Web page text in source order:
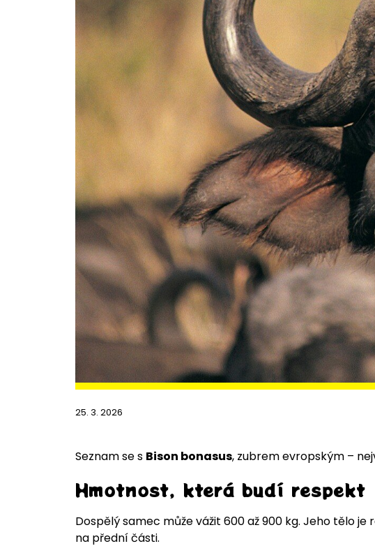
25. 3. 2026
Seznam se s Bison bonasus, zubrem evropským –
Hmotnost, která budí respekt
Dospělý samec může vážit 600 až 900 kg. Jeho tělo
na přední části.